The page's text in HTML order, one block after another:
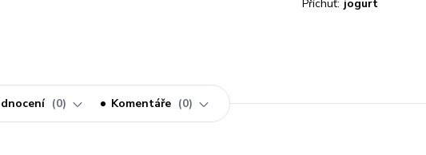
Příchuť: jogurt
0 Komentáře 0